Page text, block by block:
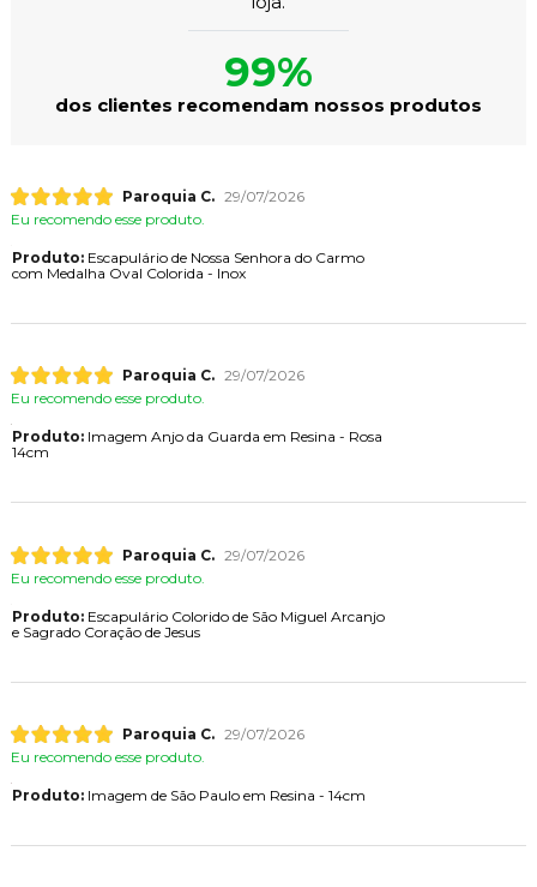
99%
dos clientes recomendam nossos produtos
Paroquia C. 29/07/2026
Eu recomendo esse produto.
Produto:Escapulário de Nossa Senhora do Carmo
com Medalha Oval Colorida - Inox
Paroquia C. 29/07/2026
Eu recomendo esse produto.
Produto:Imagem Anjo da Guarda em Resina - Rosa
14cm
Paroquia C. 29/07/2026
Eu recomendo esse produto.
Produto:Escapulário Colorido de São Miguel Arcanjo
e Sagrado Coração de Jesus
Paroquia C. 29/07/2026
Eu recomendo esse produto.
Produto:Imagem de São Paulo em Resina - 14cm